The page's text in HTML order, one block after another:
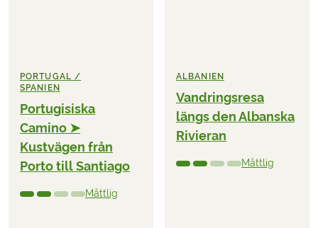
PORTUGAL /
SPANIEN
Portugisiska
Camino ➤
Kustvägen från
Porto till Santiago
Måttlig
ALBANIEN
Vandringsresa
längs den Albanska
Rivieran
Måttlig